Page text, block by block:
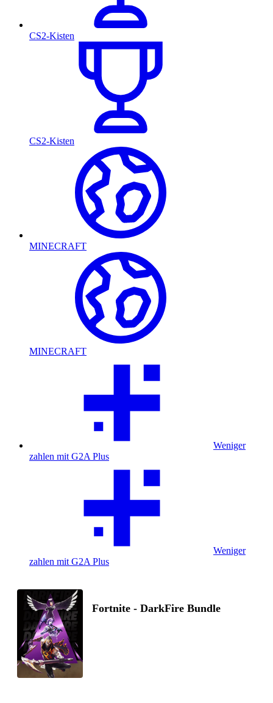
CS2-Kisten
CS2-Kisten
MINECRAFT
MINECRAFT
Weniger
zahlen mit G2A Plus
Weniger
zahlen mit G2A Plus
Fortnite - DarkFire Bundle